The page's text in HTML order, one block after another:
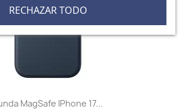
MagSafe IPhone 17...
RECHAZAR TODO